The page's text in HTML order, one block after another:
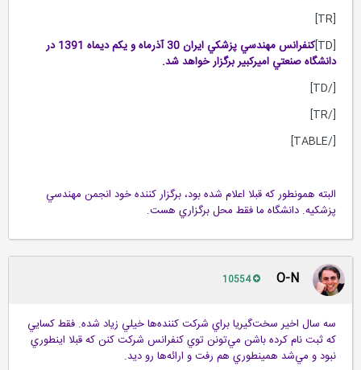
كنفرانس مهندسي پزشكي ايران 30 آذرماه و يكم ديماه 1391 در
دانشگاه صنعتي اميركبير برگزار خواهد شد.
البته همونطور كه قبلا اعلام شده بود، برگزار كننده خود انجمن مهندسي
پزشكيه. دانشگاه ما فقط محل برگزاري هست.
O-N
سه سال اخير سخت‌گيريا براي شركت كننده‌ها خيلي زياد شده. فقط كسايي
كه ثبت نام كرده باشن مي‌تونن توي كنفرانس شركت كنن كه قبلا اينطوري
نبود و مي‌شد همينطوري هم رفت و ارائه‌ها رو ديد.